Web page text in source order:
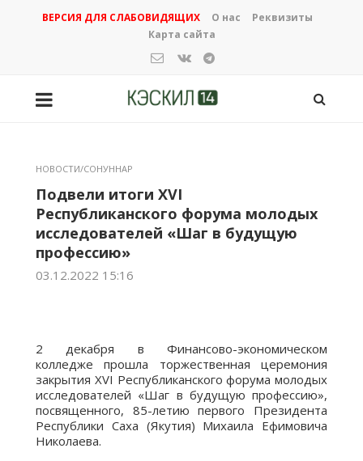
ВЕРСИЯ ДЛЯ СЛАБОВИДЯЩИХ О нас
Реквизиты
Карта сайта
НОВОСТИ/СОНУННАР
Подвели итоги XVI
Республиканского форума молодых
исследователей «Шаг в будущую
профессию»
03.12.2022 15:16
2 декабря в Финансово-экономическом
колледже прошла торжественная церемония
закрытия XVI Республиканского форума молодых
исследователей «Шаг в будущую профессию»,
посвященного, 85-летию первого Президента
Республики Саха (Якутия) Михаила Ефимовича
Николаева.